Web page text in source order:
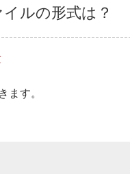
ルの形式は？
ます。